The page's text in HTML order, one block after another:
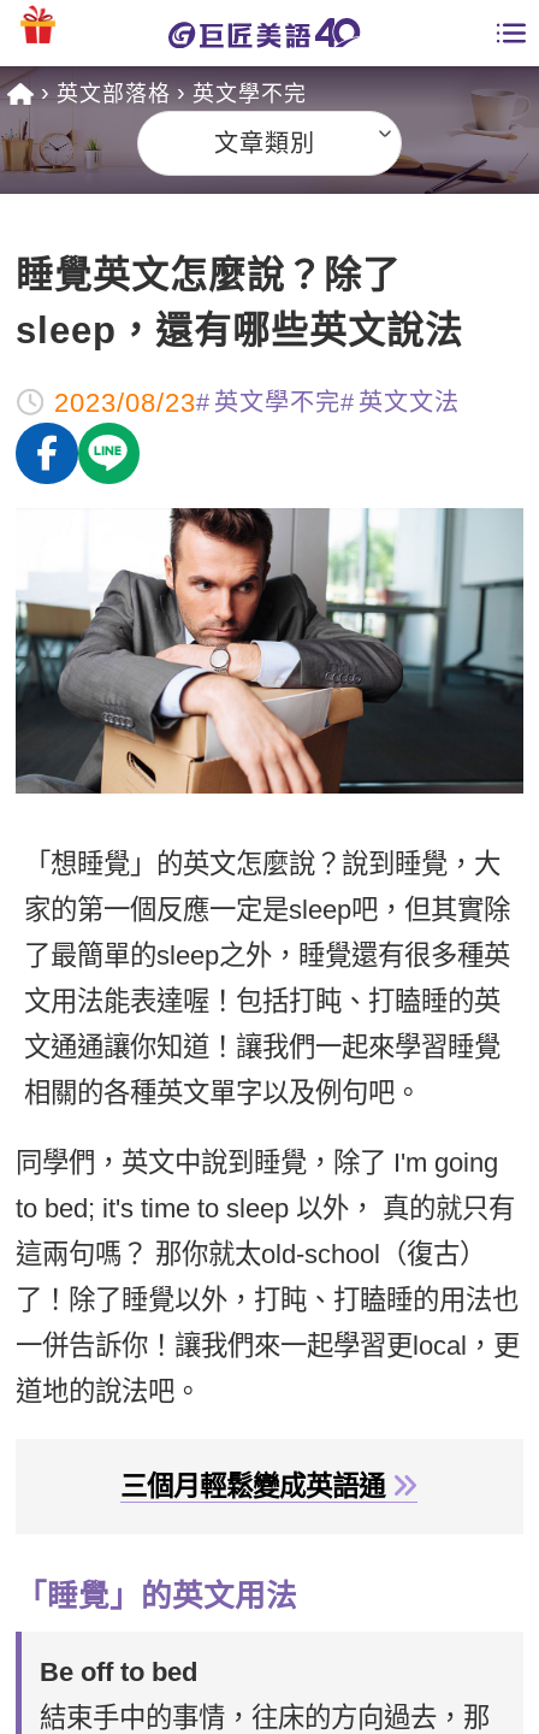
課程總覽
英文課程總表
英文會話
商用英文
英文檢定
TOEIC 多益課程
IELTS 雅思課程
GEPT 全民英檢課程
TOEFL 托福課程
自然發音
英文聽力養成
開口溜英文
旅遊英文
基礎字彙
情境閱讀
英文文法技巧
英文寫作
TED Talks
CNN聽力強化
新聞英文
特色課程
主題課程
英語俱樂部
ECAM
Let's Talk
線上真人
日語
韓語
外語即時通
兒童美語
更多
一對一家教
點讀筆教材
數位學習教材
英文部落格
英文能力測驗
師資團隊
學員故事
學員讚出來
活動花絮
校園贊助
企業服務
學員專區
Recruiting
英文部落格 英文學不完
文章類別
睡覺英文怎麼說？除了
sleep，還有哪些英文說法
2023/08/23 英文學不完 英文文法
「想睡覺」的英文怎麼說？說到睡覺，大
家的第一個反應一定是sleep吧，但其實除
了最簡單的sleep之外，睡覺還有很多種英
文用法能表達喔！包括打盹、打瞌睡的英
文通通讓你知道！讓我們一起來學習睡覺
相關的各種英文單字以及例句吧。
同學們，英文中說到睡覺，除了 I'm going
to bed; it's time to sleep 以外， 真的就只有
這兩句嗎？ 那你就太old-school（復古）
了！除了睡覺以外，打盹、打瞌睡的用法也
一併告訴你！讓我們來一起學習更local，更
道地的說法吧。
三個月輕鬆變成英語通
「睡覺」的英文用法
Be off to bed
結束手中的事情，往床的方向過去，那